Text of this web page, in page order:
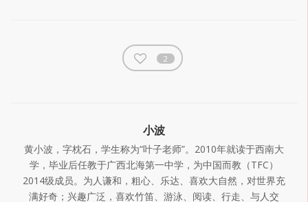
2
小波
黄小波，字枕石，学生称为“叶子老师”。2010年就读于西南大
学，毕业后任教于广西北海第一中学，为中国而教（TFC）
2014级成员。为人谦和，粗心、乐达、喜欢大自然，对世界充
满好奇；兴趣广泛，喜欢竹笛、游泳、阅读、行走、与人交